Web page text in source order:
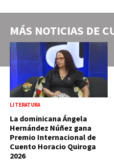
MÁS NOTICIAS DE
LITERATURA
La dominicana Ángela
Hernández Núñez gana
Premio Internacional de
Cuento Horacio Quiroga
2026